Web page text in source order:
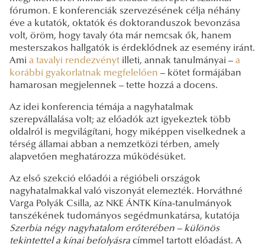
fórumon. E konferenciák szervezésének célja néhány
éve a kutatók, oktatók és doktoranduszok bevonzása
volt, öröm, hogy tavaly óta már nemcsak ők, hanem
mesterszakos hallgatók is érdeklődnek az esemény iránt.
Ami a tavalyi rendezvényt illeti, annak tanulmányai – a
korábbi gyakorlatnak megfelelően – kötet formájában
hamarosan megjelennek – tette hozzá a docens.
Az idei konferencia témája a nagyhatalmak
szerepvállalása volt; az előadók azt igyekeztek több
oldalról is megvilágítani, hogy miképpen viselkednek a
térség államai abban a nemzetközi térben, amely
alapvetően meghatározza működésüket.
Az első szekció előadói a régióbeli országok
nagyhatalmakkal való viszonyát elemezték. Horváthné
Varga Polyák Csilla, az NKE ÁNTK Kína-tanulmányok
tanszékének tudományos segédmunkatársa, kutatója
Szerbia négy nagyhatalom erőterében – különös
tekintettel a kínai befolyásra címmel tartott előadást. A